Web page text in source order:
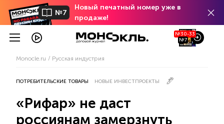
№7
Новый печатный номер уже в
продаже!
№30-33
№7
Monocle.ru Русская индустрия
ПОТРЕБИТЕЛЬСКИЕ ТОВАРЫ НОВЫЕ ИНВЕСТПРОЕКТЫ
«Рифар» не даст
россиянам замерзнуть